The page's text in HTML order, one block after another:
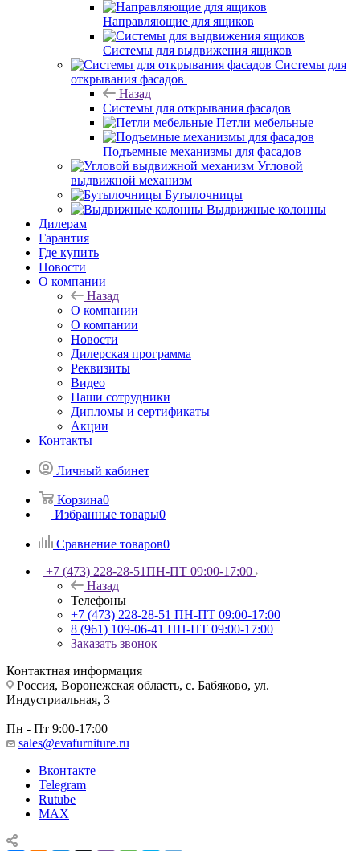
Направляющие для ящиков
Системы для выдвижения ящиков
Системы для
открывания фасадов
Назад
Системы для открывания фасадов
Петли мебельные
Подъемные механизмы для фасадов
Угловой
выдвижной механизм
Бутылочницы
Выдвижные колонны
Дилерам
Гарантия
Где купить
Новости
О компании
Назад
О компании
О компании
Новости
Дилерская программа
Реквизиты
Видео
Наши сотрудники
Дипломы и сертификаты
Акции
Контакты
Личный кабинет
Корзина0
Избранные товары0
Сравнение товаров0
+7 (473) 228-28-51ПН-ПТ 09:00-17:00
Назад
Телефоны
+7 (473) 228-28-51 ПН-ПТ 09:00-17:00
8 (961) 109-06-41 ПН-ПТ 09:00-17:00
Заказать звонок
Контактная информация
Россия, Воронежская область, с. Бабяково, ул.
Индустриальная, 3
Пн - Пт 9:00-17:00
sales@evafurniture.ru
Вконтакте
Telegram
Rutube
MAX